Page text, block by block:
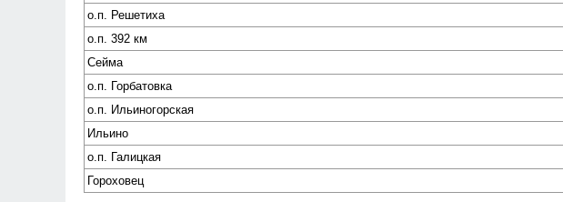
о.п. Решетиха
о.п. 392 км
Сейма
о.п. Горбатовка
о.п. Ильиногорская
Ильино
о.п. Галицкая
Гороховец